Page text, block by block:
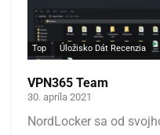
Top Úložisko Dát Recenzia
VPN365 Team
30. apríla 2021
NordLocker sa od